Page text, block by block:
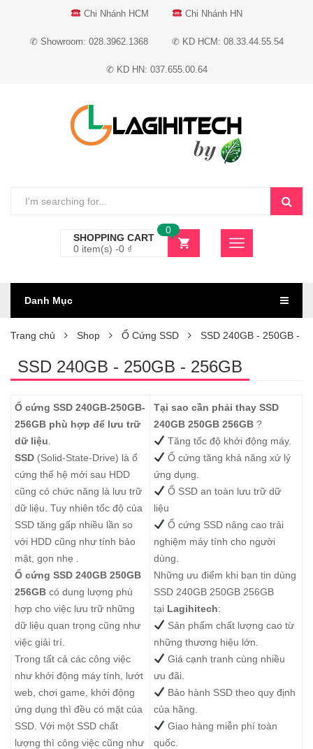
Chi Nhánh HCM Chi Nhánh HN
✆ Showroom: 028.3962.1368 ✆ KD HCM: 08.33.44.55.54
✆ KD HN: 037.655.00.64
SHOPPING CART
0 item(s) -0 ₫
0
Danh Mục
Trang chủ Shop Ổ Cứng SSD SSD 240GB - 250GB -
SSD 240GB - 250GB - 256GB
Ổ cứng SSD 240GB-250GB-
256GB phù hợp để lưu trữ
dữ liệu
SSD (Solid-State-Drive) là ổ
cứng thế hệ mới sau HDD
cũng có chức năng là lưu trữ
dữ liệu. Tuy nhiên tốc độ của
SSD tăng gấp nhiều lần so
với HDD cũng như tính bảo
mật, gọn nhẹ .
Ổ cứng SSD 240GB 250GB
256GB có dung lượng phù
hợp cho việc lưu trữ những
dữ liệu quan trọng cũng như
việc giải trí.
Trong tất cả các công việc
như khởi động máy tính, lướt
web, chơi game, khởi động
ứng dụng thì đều có mặt của
SSD. Với một SSD chất
lượng thì công việc cũng như
Tại sao cần phải thay SSD
240GB 250GB 256GB ?
Tăng tốc độ khởi động máy.
Ổ cứng tăng khả năng xử lý
ứng dụng.
Ổ SSD an toàn lưu trữ dữ
liệu
Ổ cứng SSD nâng cao trải
nghiệm máy tính cho người
dùng.
Những ưu điểm khi bạn tin dùng
SSD 240GB 250GB 256GB
tại Lagihitech:
Sản phẩm chất lượng cao từ
những thương hiệu lớn.
Giá cạnh tranh cùng nhiều
ưu đãi.
Bảo hành SSD theo quy định
của hãng.
Giao hàng miễn phí toàn
quốc.